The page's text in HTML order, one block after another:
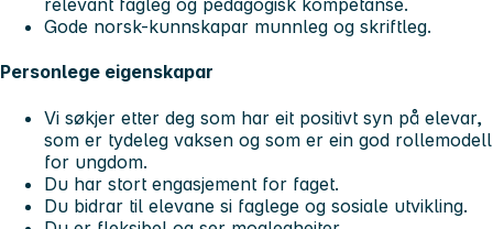
relevant fagleg og pedagogisk kompetanse.
Gode norsk-kunnskapar munnleg og skriftleg.
Personlege eigenskapar
Vi søkjer etter deg som har eit positivt syn på elevar,
som er tydeleg vaksen og som er ein god rollemodell
for ungdom.
Du har stort engasjement for faget.
Du bidrar til elevane si faglege og sosiale utvikling.